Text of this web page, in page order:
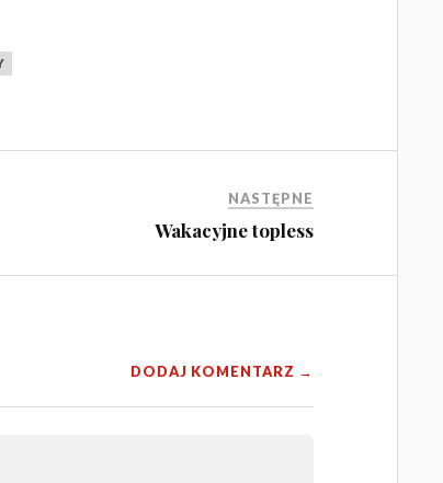
NASTĘPNE
Wakacyjne topless
DODAJ KOMENTARZ →